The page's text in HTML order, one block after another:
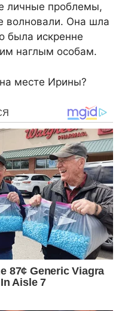
личные проблемы,
волновали. Она шла
была искренне
наглым особам.
месте Ирины?